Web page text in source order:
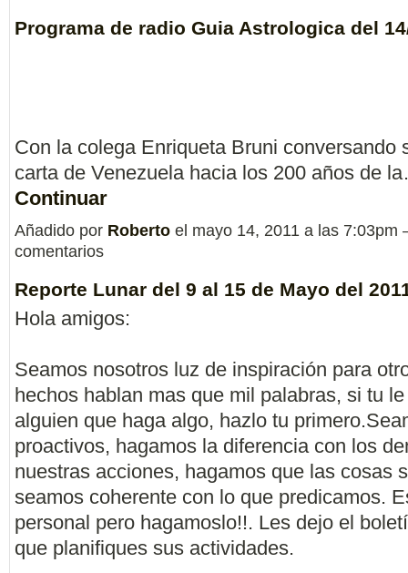
Programa de radio Guia Astrologica del
Con la colega Enriqueta Bruni conversando
carta de Venezuela hacia los 200 años de
Continuar
Añadido por Roberto el mayo 14, 2011 a las
comentarios
Reporte Lunar del 9 al 15 de Mayo del
Hola amigos:
Seamos nosotros luz de inspiración para
hechos hablan mas que mil palabras, si tu
alguien que haga algo, hazlo tu
proactivos, hagamos la diferencia con los
nuestras acciones, hagamos que las cosas
seamos coherente con lo que predicamos.
personal pero hagamoslo!!. Les dejo el
que planifiques sus actividades.